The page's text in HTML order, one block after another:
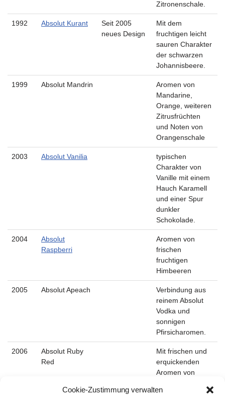
Cookie-Zustimmung verwalten
Zitronenschale.
1992 Absolut Kurant
Seit 2005
neues Design
Mit dem
fruchtigen leicht
sauren Charakter
der schwarzen
Johannisbeere.
1999 Absolut Mandrin
Aromen von
Mandarine,
Orange, weiteren
Zitrusfrüchten
und Noten von
Orangenschale
2003 Absolut Vanilia
typischen
Charakter von
Vanille mit einem
Hauch Karamell
und einer Spur
dunkler
Schokolade.
2004
Absolut
Raspberri
Aromen von
frischen
fruchtigen
Himbeeren
2005 Absolut Apeach
Verbindung aus
reinem Absolut
Vodka und
sonnigen
Pfirsicharomen.
2006
Absolut Ruby
Red
Mit frischen und
erquickenden
Aromen von
Grapefruits